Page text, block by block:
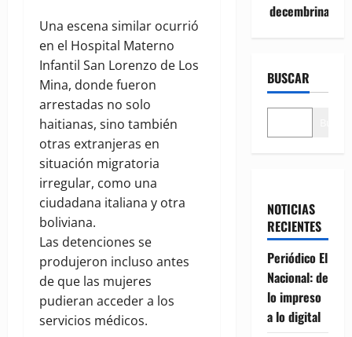
Una escena similar ocurrió
en el Hospital Materno
Infantil San Lorenzo de Los
Mina, donde fueron
arrestadas no solo
haitianas, sino también
otras extranjeras en
situación migratoria
irregular, como una
ciudadana italiana y otra
boliviana.
Las detenciones se
produjeron incluso antes
de que las mujeres
pudieran acceder a los
servicios médicos.
decembrina
BUSCAR
NOTICIAS
RECIENTES
Periódico El
Nacional: de
lo impreso
a lo digital